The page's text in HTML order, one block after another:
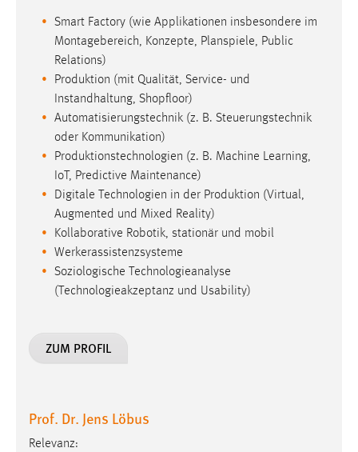
Smart Factory (wie Applikationen insbesondere im
Montagebereich, Konzepte, Planspiele, Public
Relations)
Produktion (mit Qualität, Service- und
Instandhaltung, Shopfloor)
Automatisierungstechnik (z. B. Steuerungstechnik
oder Kommunikation)
Produktionstechnologien (z. B. Machine Learning,
IoT, Predictive Maintenance)
Digitale Technologien in der Produktion (Virtual,
Augmented und Mixed Reality)
Kollaborative Robotik, stationär und mobil
Werkerassistenzsysteme
Soziologische Technologieanalyse
(Technologieakzeptanz und Usability)
ZUM PROFIL
Prof. Dr. Jens Löbus
Relevanz: